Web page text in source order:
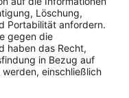
Löschung,
Portabilität anfordern.
gegen die
haben das Recht,
in Bezug auf
einschließlich